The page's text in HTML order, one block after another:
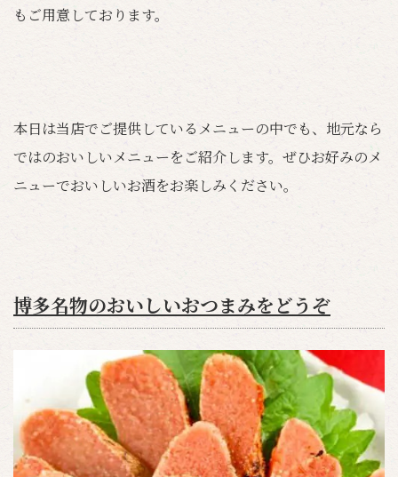
もご用意しております。
本日は当店でご提供しているメニューの中でも、地元なら
ではのおいしいメニューをご紹介します。ぜひお好みのメ
ニューでおいしいお酒をお楽しみください。
博多名物のおいしいおつまみをどうぞ